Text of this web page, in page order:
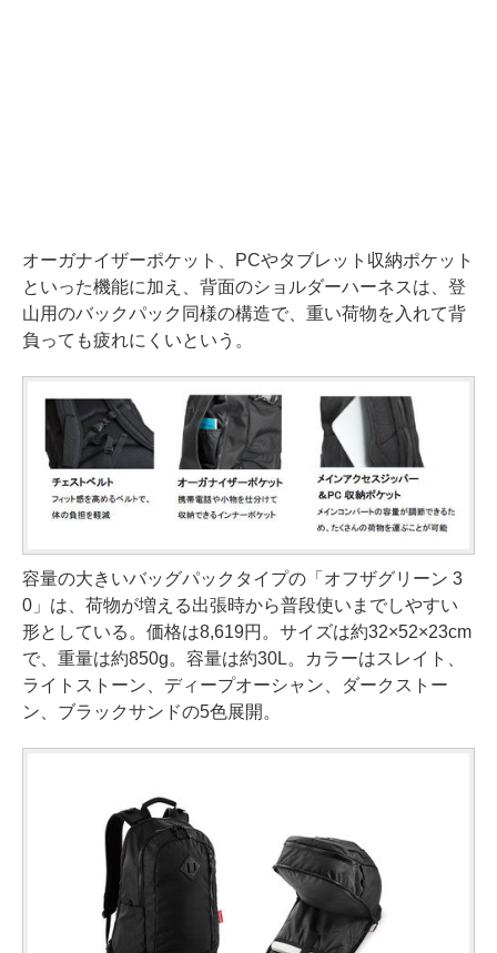
オーガナイザーポケット、PCやタブレット収納ポケット
といった機能に加え、背面のショルダーハーネスは、登
山用のバックパック同様の構造で、重い荷物を入れて背
負っても疲れにくいという。
容量の大きいバッグパックタイプの「オフザグリーン 3
0」は、荷物が増える出張時から普段使いまでしやすい
形としている。価格は8,619円。サイズは約32×52×23cm
で、重量は約850g。容量は約30L。カラーはスレイト、
ライトストーン、ディープオーシャン、ダークストー
ン、ブラックサンドの5色展開。